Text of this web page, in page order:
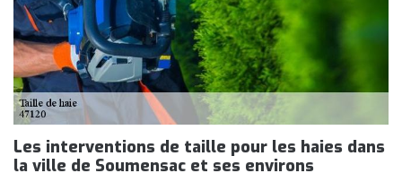
Les interventions de taille pour les haies dans
la ville de Soumensac et ses environs